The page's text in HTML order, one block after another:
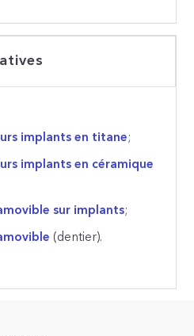
implants en titane;
implants en céramique
sur implants;
(dentier).